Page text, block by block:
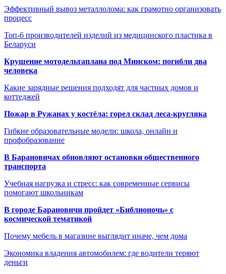
Эффективный вывоз металлолома: как грамотно организовать
процесс
Топ-6 производителей изделий из медицинского пластика в
Беларуси
Крушение мотодельтаплана под Минском: погибли два
человека
Какие зарядные решения подходят для частных домов и
коттеджей
Пожар в Ружанах у костёла: горел склад леса-кругляка
Гибкие образовательные модели: школа, онлайн и
профобразование
В Барановичах обновляют остановки общественного
транспорта
Учебная нагрузка и стресс: как современные сервисы
помогают школьникам
В городе Барановичи пройдет «Библионочь» с
космической тематикой
Почему мебель в магазине выглядит иначе, чем дома
Экономика владения автомобилем: где водители теряют
деньги